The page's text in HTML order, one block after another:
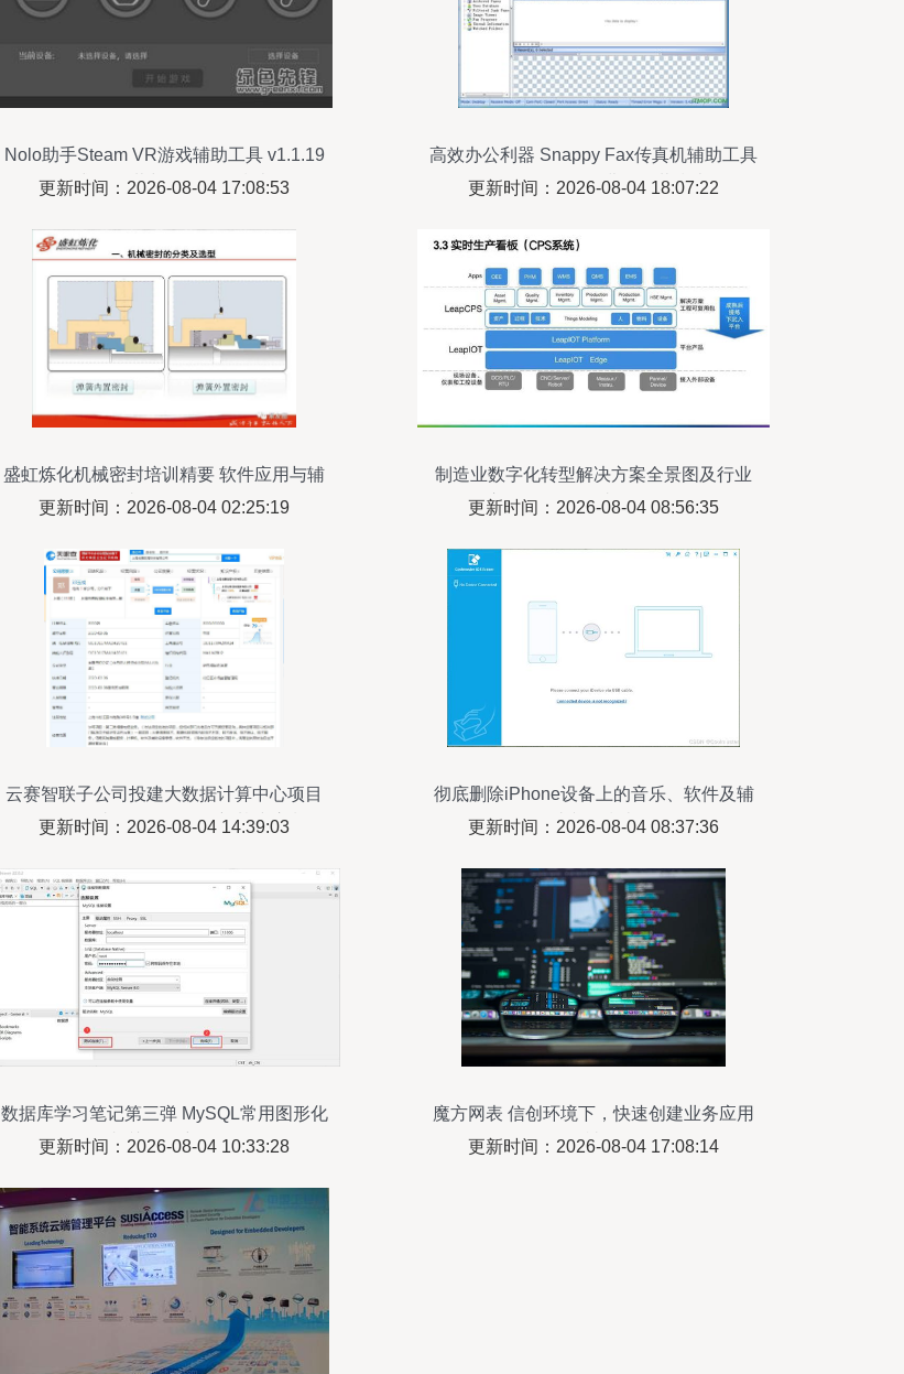
Nolo助手Steam VR游戏辅助工具 v1.1.19
正式版 下载与设备体验指南
更新时间：2026-08-04 17:08:53
高效办公利器 Snappy Fax传真机辅助工具
v5.43.4.2绿色免费版下载指南
更新时间：2026-08-04 18:07:22
盛虹炼化机械密封培训精要 软件应用与辅
助设备解析
更新时间：2026-08-04 02:25:19
制造业数字化转型解决方案全景图及行业
应用 软件及辅助设备全解析
更新时间：2026-08-04 08:56:35
云赛智联子公司投建大数据计算中心项目
软件及辅助设备布局引领新基建浪潮
更新时间：2026-08-04 14:39:03
彻底删除iPhone设备上的音乐、软件及辅
助文件指南
更新时间：2026-08-04 08:37:36
数据库学习笔记第三弹 MySQL常用图形化
管理工具及相关问题详解（2022版）
更新时间：2026-08-04 10:33:28
魔方网表 信创环境下，快速创建业务应用
的神器
更新时间：2026-08-04 17:08:14